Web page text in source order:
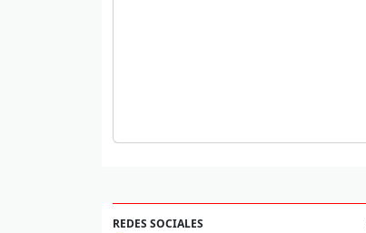
REDES SOCIALES